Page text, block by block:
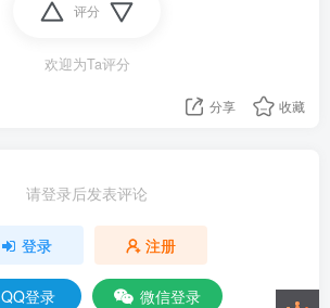
评分
欢迎为Ta评分
分享 收藏
请登录后发表评论
登录 注册
QQ登录
微信登录